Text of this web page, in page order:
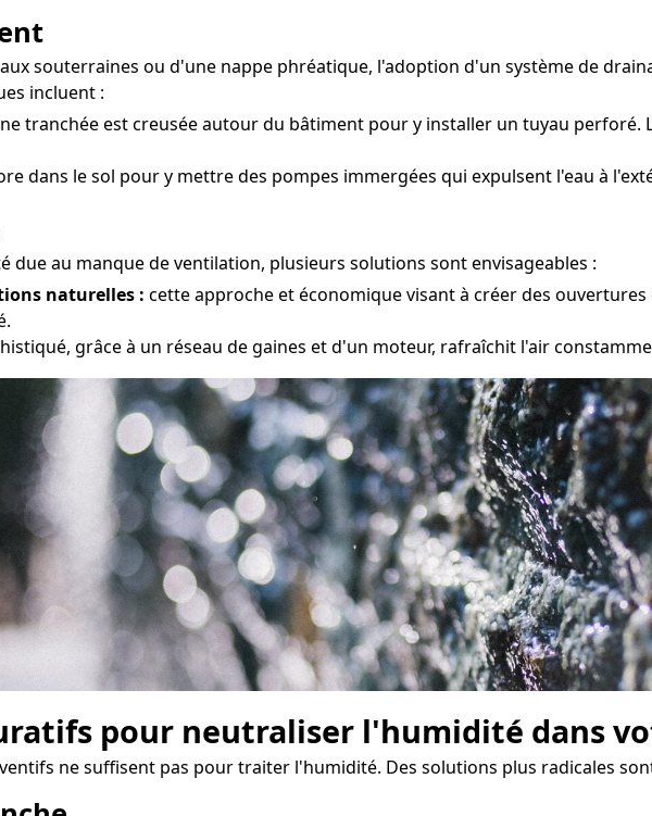
souterraines ou d'une nappe phréatique, l'adoption d'un système de
incluent :
tranchée est creusée autour du bâtiment pour y installer un tuyau perforé.
dans le sol pour y mettre des pompes immergées qui expulsent l'eau à
au manque de ventilation, plusieurs solutions sont envisageables :
naturelles : cette approche et économique visant à créer des
grâce à un réseau de gaines et d'un moteur, rafraîchit l'air
pour neutraliser l'humidité dans
ne suffisent pas pour traiter l'humidité. Des solutions plus radicales